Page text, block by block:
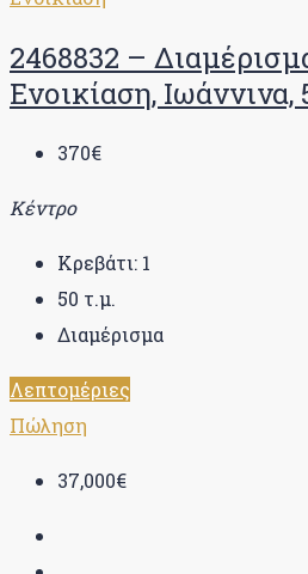
2468832 –
Ενοικίαση, Ιωάννινα,
370€
Κέντρο
Κρεβάτι: 1
50 τ.μ.
Διαμέρισμα
Λεπτομέριες
Πώληση
37,000€